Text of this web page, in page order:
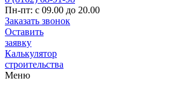
Пн-пт: с 09.00 до 20.00
Заказать звонок
Оставить
заявку
Калькулятор
строительства
Меню